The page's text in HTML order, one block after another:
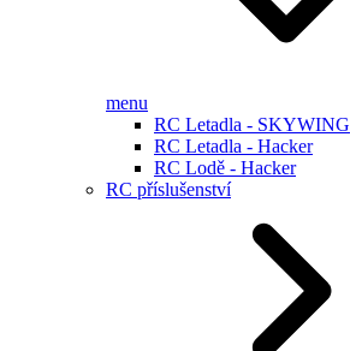
menu
RC Letadla - SKYWING
RC Letadla - Hacker
RC Lodě - Hacker
RC příslušenství